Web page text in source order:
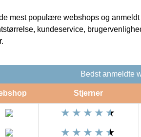
mest populære webshops og
kundeservice,
Bedst anmeldte
Stjerner